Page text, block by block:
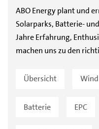
ABO Energy plant und
Solarparks, Batterie-
Jahre Erfahrung,
machen uns zu den
Übersicht Wind
Batterie EPC